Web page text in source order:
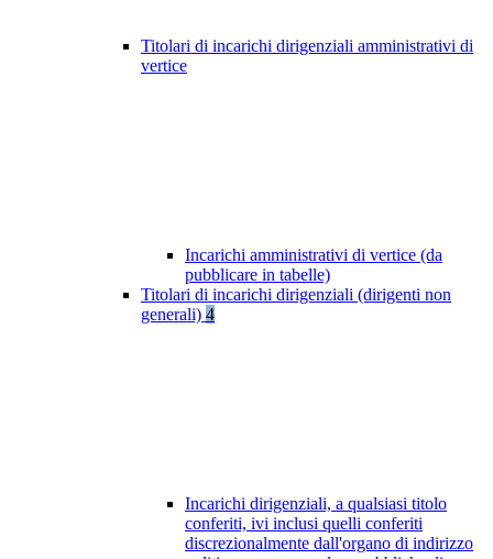
Titolari di incarichi dirigenziali amministrativi di
vertice
Incarichi amministrativi di vertice (da
pubblicare in tabelle)
Titolari di incarichi dirigenziali (dirigenti non
generali) 4
Incarichi dirigenziali, a qualsiasi titolo
conferiti, ivi inclusi quelli conferiti
discrezionalmente dall'organo di indirizzo